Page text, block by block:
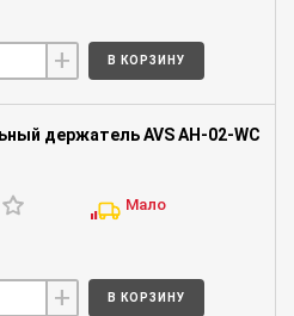
+ В КОРЗИНУ
держатель AVS AH-02-WC
Мало
+ В КОРЗИНУ